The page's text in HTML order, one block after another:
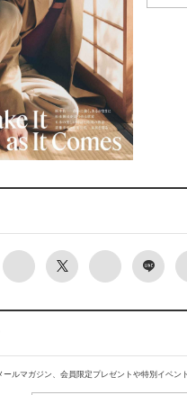
ールマガジン、会員限定プレゼントや特別イベン